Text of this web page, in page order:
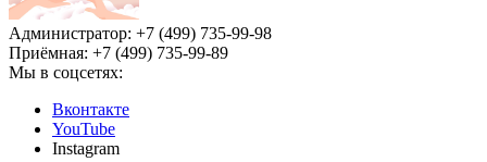
Администратор: +7 (499) 735-99-98
Приёмная: +7 (499) 735-99-89
Мы в соцсетях:
Вконтакте
YouTube
Instagram